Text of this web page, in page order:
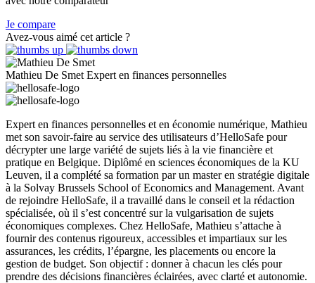
Je compare
Avez-vous aimé cet article ?
Mathieu De Smet Expert en finances personnelles
Expert en finances personnelles et en économie numérique, Mathieu
met son savoir-faire au service des utilisateurs d’HelloSafe pour
décrypter une large variété de sujets liés à la vie financière et
pratique en Belgique. Diplômé en sciences économiques de la KU
Leuven, il a complété sa formation par un master en stratégie digitale
à la Solvay Brussels School of Economics and Management. Avant
de rejoindre HelloSafe, il a travaillé dans le conseil et la rédaction
spécialisée, où il s’est concentré sur la vulgarisation de sujets
économiques complexes. Chez HelloSafe, Mathieu s’attache à
fournir des contenus rigoureux, accessibles et impartiaux sur les
assurances, les crédits, l’épargne, les placements ou encore la
gestion de budget. Son objectif : donner à chacun les clés pour
prendre des décisions financières éclairées, avec clarté et autonomie.